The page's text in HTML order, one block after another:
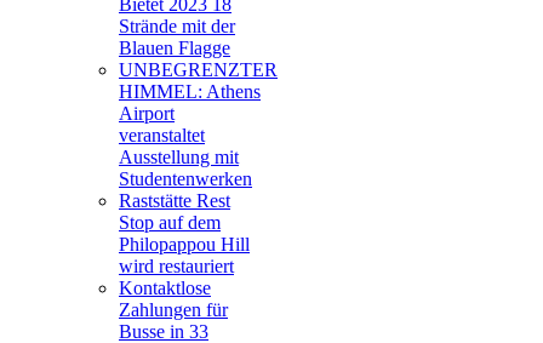
Bietet 2023 18
Strände mit der
Blauen Flagge
UNBEGRENZTER
HIMMEL: Athens
Airport
veranstaltet
Ausstellung mit
Studentenwerken
Raststätte Rest
Stop auf dem
Philopappou Hill
wird restauriert
Kontaktlose
Zahlungen für
Busse in 33